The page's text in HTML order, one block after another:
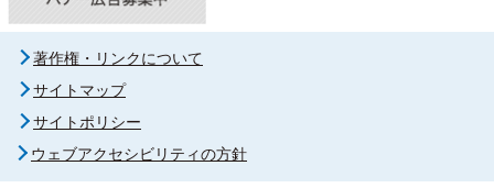
著作権・リンクについて
サイトマップ
サイトポリシー
ウェブアクセシビリティの方針